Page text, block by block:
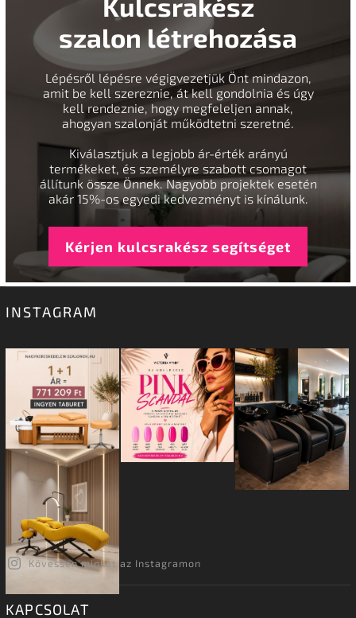
Kulcsrakész
szalon létrehozása
Lépésről lépésre végigvezetjük Önt mindazon,
amit be kell szereznie, át kell gondolnia és úgy
kell rendeznie, hogy megfeleljen annak,
ahogyan szalonját működtetni szeretné.
Kiválasztjuk a legjobb ár-érték arányú
termékeket, és személyre szabott csomagot
állítunk össze Önnek. Nagyobb projektek esetén
akár 15%-os egyedi kedvezményt is kínálunk.
Kérjen kulcsrakész segítséget
INSTAGRAM
Kövessen minket az Instagramon
KAPCSOLAT